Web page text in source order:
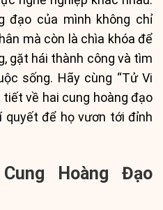
đạo của mình không chỉ
mà còn là chìa khóa để
gặt hái thành công và tìm
sống. Hãy cùng “Tử Vi
tiết về hai cung hoàng đạo
quyết để họ vươn tới đỉnh
Hoàng Đạo